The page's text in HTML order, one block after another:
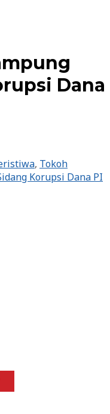
Dana
, Tokoh